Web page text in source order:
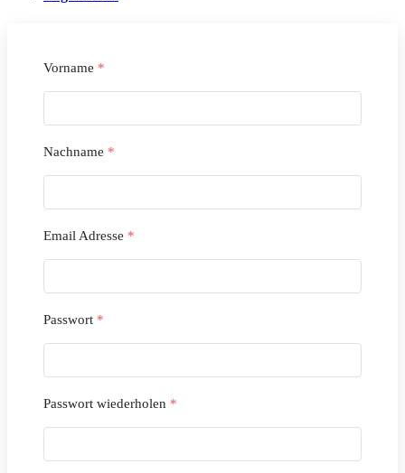
Vorname *
Nachname *
Email Adresse *
Passwort *
Passwort wiederholen *